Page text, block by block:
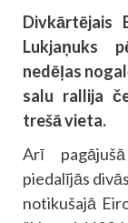
Divkārtējais
Lukjaņuks
nedēļas
salu rallija
trešā vieta.
Arī
piedalījās
notikušajā